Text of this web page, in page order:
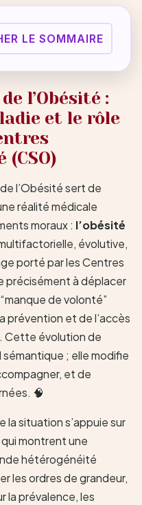
LE SOMMAIRE
l’Obésité :
et le rôle
(CSO)
l’Obésité sert de
réalité médicale
moraux : l’obésité
évolutive,
porté par les Centres
précisément à déplacer
de volonté”
prévention et de l’accès
Cette évolution de
; elle modifie
et de
🧠
la situation s’appuie sur
montrent une
hétérogénéité
les ordres de grandeur,
la prévalence, les